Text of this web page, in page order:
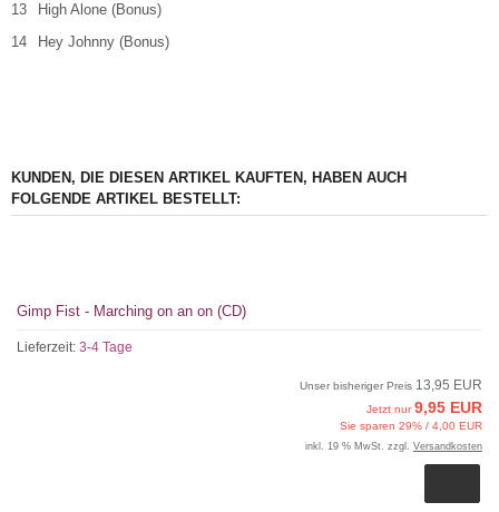
13
High Alone (Bonus)
14
Hey Johnny (Bonus)
KUNDEN, DIE DIESEN ARTIKEL KAUFTEN, HABEN AUCH
FOLGENDE ARTIKEL BESTELLT:
Gimp Fist - Marching on an on (CD)
Lieferzeit: 3-4 Tage
Unser bisheriger Preis 13,95 EUR
Jetzt nur9,95 EUR
Sie sparen 29% / 4,00 EUR
inkl. 19 % MwSt. zzgl. Versandkosten